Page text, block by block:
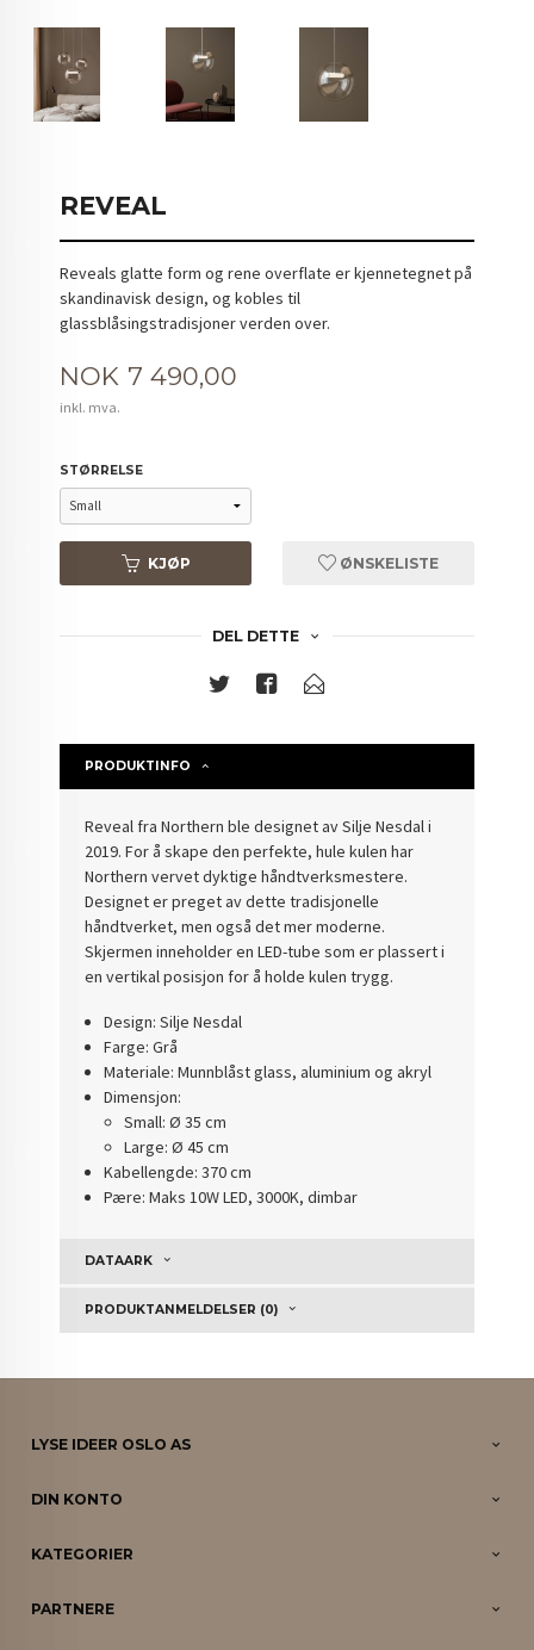
REVEAL
Reveals glatte form og rene overflate er kjennetegnet på
skandinavisk design, og kobles til
glassblåsingstradisjoner verden over.
Pris
NOK 7 490,00
inkl. mva.
STØRRELSE
KJØP ØNSKELISTE
DEL DETTE
PRODUKTINFO
Reveal fra Northern ble designet av Silje Nesdal i
2019. For å skape den perfekte, hule kulen har
Northern vervet dyktige håndtverksmestere.
Designet er preget av dette tradisjonelle
håndtverket, men også det mer moderne.
Skjermen inneholder en LED-tube som er plassert i
en vertikal posisjon for å holde kulen trygg.
Design: Silje Nesdal
Farge: Grå
Materiale: Munnblåst glass, aluminium og akryl
Dimensjon:
Small: Ø 35 cm
Large: Ø 45 cm
Kabellengde: 370 cm
Pære: Maks 10W LED, 3000K, dimbar
DATAARK
PRODUKTANMELDELSER (0)
LYSE IDEER OSLO AS
DIN KONTO
KATEGORIER
PARTNERE